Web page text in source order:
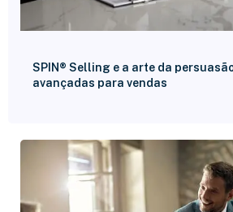
SPIN® Selling e a arte da
avançadas para vendas